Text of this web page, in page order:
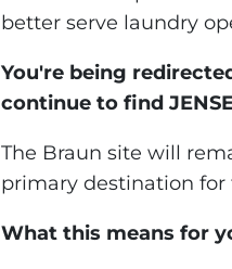
better serve laundry
You're being
continue to find
The Braun site will
primary destination
What this means for